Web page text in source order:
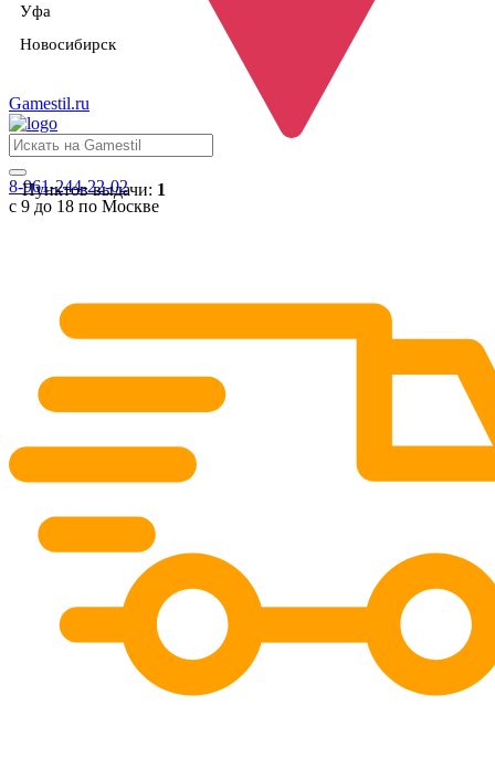
Уфа
Новосибирск
Пунктов выдачи: 1
Gamestil.ru
8-961-244-22-02
с 9 до 18 по Москве